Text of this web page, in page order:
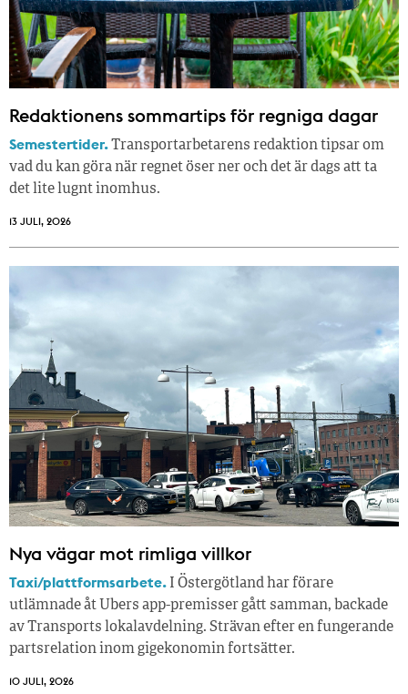
Redaktionens sommar­tips för regniga dagar
Semestertider.Transportarbetarens redaktion tipsar om
vad du kan göra när regnet öser ner och det är dags att ta
det lite lugnt inomhus.
13 JULI, 2026
Nya vägar mot rimliga villkor
Taxi/plattformsarbete. I Östergötland har förare
utlämnade åt Ubers app-premisser gått samman, backade
av Transports lokalavdelning. Strävan efter en fungerande
partsrelation inom gigekonomin fortsätter.
10 JULI, 2026